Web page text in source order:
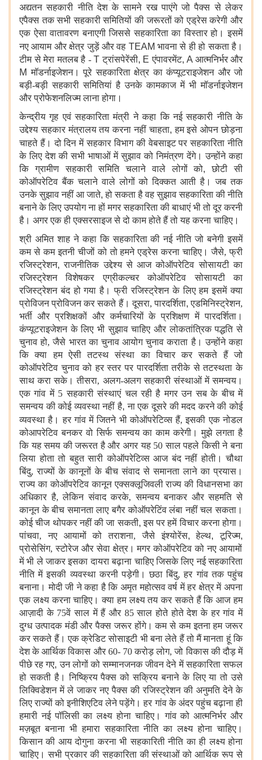
अद्यतन सहकारी नीति देश के सामने रख पाएंगे जो पैक्स से लेकर
एपैक्स तक सभी सहकारी समितियों की जरूरतों को एड्रेस करेगी और
एक ऐसा वातावरण बनाएगी जिससे सहकारिता का विस्तार हो। इसमें
नए आयाम और क्षेत्र जुड़ें और वह TEAM भावना से ही हो सकता है।
टीम से मेरा मतलब है - Tट्रांसपेरेंसी, Eएंपावरमेंट, A आत्मनिर्भर और
Mमॉडर्नाइजेशन। पूरे सहकारिता क्षेत्र का कंप्यूटराइजेशन और जो
बड़ी-बड़ी सहकारी समितियां है उनके कामकाज में भी मॉडर्नाइजेशन
और प्रोफेशनलिज्म लाना होगा।
केन्द्रीय गृह एवं सहकारिता मंत्री ने कहा कि नई सहकारी नीति के
उद्देश्य सहकार मंत्रालय तय करना नहीं चाहता,हम इसे ओपन छोड़ना
चाहते हैं। दो दिन में सहकार विभाग की वेबसाइट पर सहकारिता नीति
के लिए देश की सभी भाषाओं में सुझाव को निमंत्रण देंगे। उन्होंने कहा
कि ग्रामीण सहकारी समिति चलाने वाले लोगों को,छोटी सी
कोऑपरेटिव बैंक चलाने वाले लोगों को दिक्कत आती है। जब तक
उनके सुझाव नहीं आ जाते,हो सकता है वह सुझाव सहकारिता की नीति
बनाने के लिए उपयोग ना हों मगर सहकारिता की बाधाएं भी तो दूर करनी
है। अगर एक ही एक्सरसाइज से दो काम होते हैं तो यह करना चाहिए।
श्री अमित शाह ने कहा कि सहकारिता की नई नीति जो बनेगी इसमें
कम से कम इतनी चीजों को तो हमने एड्रेस करना चाहिए। जैसे, फ्री
रजिस्ट्रेशन,राजनीतिक उद्देश्य से आज कोऑपरेटिव सोसायटी का
रजिस्ट्रेशन विशेषकर एग्रीकल्चर कोऑपरेटिव सोसायटी का
रजिस्ट्रेशन बंद हो गया है। फ्री रजिस्ट्रेशन के लिए हम इसमें क्या
प्रोविजन प्रोविजन कर सकते हैं। दूसरा, पारदर्शिता,एडमिनिस्ट्रेशन,
भर्ती और प्रशिक्षकों और कर्मचारियों के प्रशिक्षण में पारदर्शिता।
कंप्यूटराइजेशन के लिए भी सुझाव चाहिए और लोकतांत्रिक पद्धति से
चुनाव हो, जैसे भारत का चुनाव आयोग चुनाव कराता है। उन्होंने कहा
कि क्या हम ऐसी तटस्थ संस्था का विचार कर सकते हैं जो
कोऑपरेटिव चुनाव को हर स्तर पर पारदर्शिता तरीके से तटस्थता के
साथ करा सके। तीसरा, अलग-अलग सहकारी संस्थाओं में समन्वय।
एक गांव में 5 सहकारी संस्थाएं चल रही है मगर उन सब के बीच में
समन्वय की कोई व्यवस्था नहीं है,ना एक दूसरे की मदद करने की कोई
व्यवस्था है। हर गांव में जितने भी कोऑपरेटिव्स हैं, इसकी एक नोडल
कोआपरेटिव बनकर वो सिर्फ समन्वय का काम करेगी। मुझे लगता है
कि यह समय की जरूरत है और अगर यह 50 साल पहले किसी ने बना
लिया होता तो बहुत सारी कोऑपरेटिव्स आज बंद नहीं होती। चौथा
बिंदु, राज्यों के कानूनों के बीच संवाद से समानता लाने का प्रयास।
राज्य का कोऑपरेटिव कानून एक्सक्लूजिवली राज्य की विधानसभा का
अधिकार है, लेकिन संवाद करके, समन्वय बनाकर और सहमति से
कानून के बीच समानता लाए बगैर कोऑपरेटिंव लंबा नहीं चल सकता।
कोई चीज थोपकर नहीं की जा सकती,इस पर हमें विचार करना होगा।
पांचवा, नए आयामों को तराशना, जैसे इंश्योरेंस,हेल्थ,टूरिज्म,
प्रोसेसिंग, स्टोरेज और सेवा क्षेत्र। मगर कोऑपरेटिव को नए आयामों
में भी ले जाकर इसका दायरा बढ़ाना चाहिए जिसके लिए नई सहकारिता
नीति में इसकी व्यवस्था करनी पड़ेगी। छठा बिंदु, हर गांव तक पहुंच
बनाना। मोदी जी ने कहा है कि अमृत महोत्सव वर्ष में हर क्षेत्र में अपना
एक लक्ष्य करना चाहिए। क्या हम लक्ष्य तय कर सकते हैं कि आज हम
आज़ादी के 75वें साल में हैं और 85 साल होते होते देश के हर गांव में
दुग्ध उत्पादक मंडी और पैक्स जरूर होंगे। कम से कम इतना हम जरूर
कर सकते हैं। एक क्रेडिट सोसाइटी भी बना लेते हैं तो मैं मानता हूं कि
देश के आर्थिक विकास और 60- 70 करोड़ लोग, जो विकास की दौड़ में
पीछे रह गए,उन लोगों को सम्मानजनक जीवन देने में सहकारिता सफल
हो सकती है। निष्क्रिय पैक्स को सक्रिय बनाने के लिए या तो उसे
लिक्विडेशन में ले जाकर नए पैक्स की रजिस्ट्रेशन की अनुमति देने के
लिए राज्यों को इनीशिएटिव लेने पड़ेंगे। हर गांव के अंदर पहुंच बढ़ाना ही
हमारी नई पॉलिसी का लक्ष्य होना चाहिए। गांव को आत्मनिर्भर और
मज़बूत बनाना भी हमारा सहकारिता नीति का लक्ष्य होना चाहिए।
किसान की आय दोगुना करना भी सहकारिती नीति का ही लक्ष्य होना
चाहिए। सभी प्रकार की सहकारिता की संस्थाओं को आर्थिक रूप से